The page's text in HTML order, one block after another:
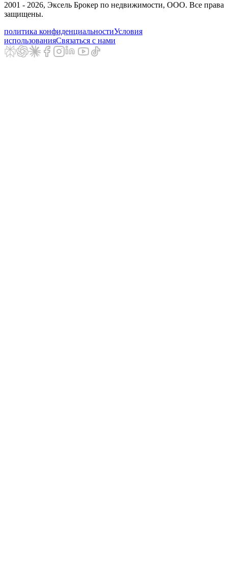
2001 - 2026, Эксель Брокер по недвижимости, ООО. Все права
защищены.
политика конфиденциальностиУсловия
использованияСвязаться с нами